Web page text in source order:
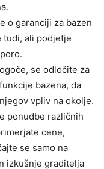
o garanciji za bazen
tudi, ali podjetje
se odločite za
bazena, da
vpliv na okolje.
ponudbe različnih
cene,
se samo na
izkušnje graditelja